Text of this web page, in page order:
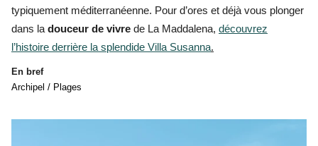
typiquement méditerranéenne. Pour d’ores et déjà vous plonger
dans la douceur de vivre de La Maddalena, découvrez
l’histoire derrière la splendide Villa Susanna.
En bref
Archipel / Plages